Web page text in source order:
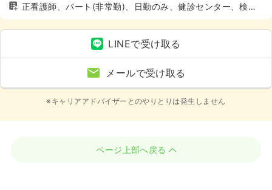
正看護師、パート(非常勤)、日勤のみ、健診センター、検
診・健診
LINEで受け取る
メールで受け取る
※キャリアアドバイザーとのやりとりは発生しません
ページ上部へ戻る